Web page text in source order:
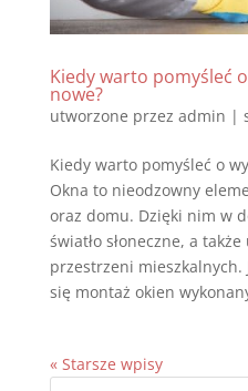
Kiedy warto pomyśleć
nowe?
utworzone przez admin |
Kiedy warto pomyśleć o
Okna to nieodzowny
oraz domu. Dzięki nim w
światło słoneczne, a
przestrzeni mieszkalnych.
się montaż okien
« Starsze wpisy